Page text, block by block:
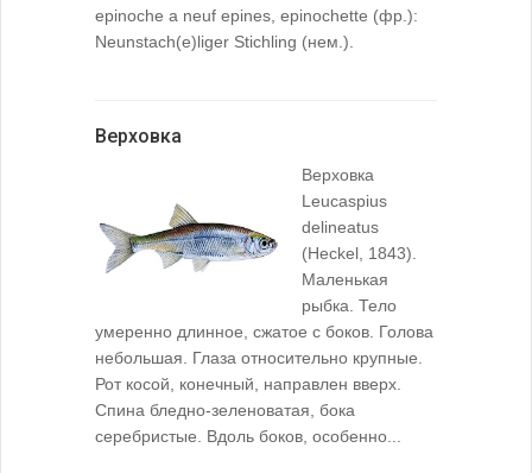
epinoche a neuf epines, epinochette (фр.):
Neunstach(e)liger Stichling (нем.).
Верховка
Верховка
Leucaspius
delineatus
(Heckel, 1843).
Маленькая
рыбка. Тело
умеренно длинное, сжатое с боков. Голова
небольшая. Глаза относительно крупные.
Рот косой, конечный, направлен вверх.
Спина бледно-зеленоватая, бока
серебристые. Вдоль боков, особенно...